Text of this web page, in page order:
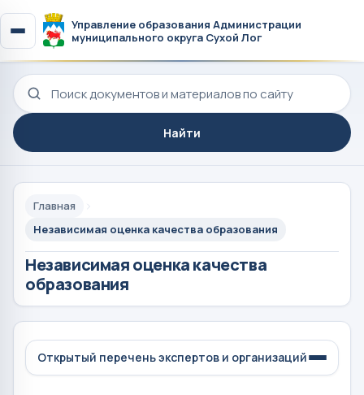
Управление образования Администрации
муниципального округа Сухой Лог
Поиск по сайту
Найти
Главная
Независимая оценка качества образования
Независимая оценка качества
образования
Открытый перечень экспертов и организаций